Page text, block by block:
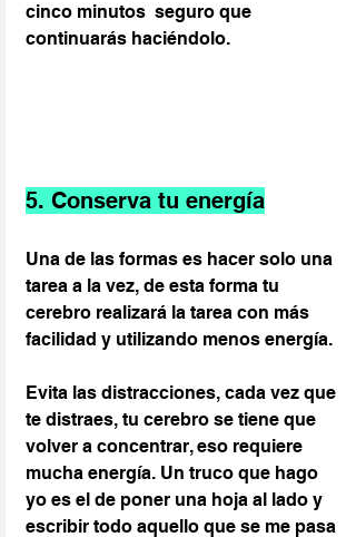
cinco minutos  seguro que
continuarás haciéndolo.
5. Conserva tu energía
Una de las formas es hacer solo una
tarea a la vez, de esta forma tu
cerebro realizará la tarea con más
facilidad y utilizando menos energía.
Evita las distracciones, cada vez que
te distraes, tu cerebro se tiene que
volver a concentrar, eso requiere
mucha energía. Un truco que hago
yo es el de poner una hoja al lado y
escribir todo aquello que se me pasa